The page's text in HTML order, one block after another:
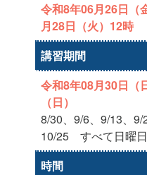
令和8年06月26日（
月28日（火）12時
講習期間
令和8年08月30日（
（日）
8/30、9/6、9/13、9/
10/25 すべて日曜日
時間